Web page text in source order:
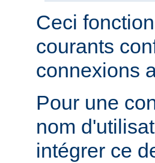
Ceci
courants
connexions
Pour une
nom
intégrer ce